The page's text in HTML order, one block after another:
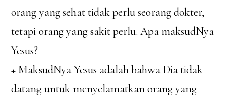
orang yang sehat tidak perlu seorang dokter,
tetapi orang yang sakit perlu. Apa maksudNya
Yesus?
+ MaksudNya Yesus adalah bahwa Dia tidak
datang untuk menyelamatkan orang yang